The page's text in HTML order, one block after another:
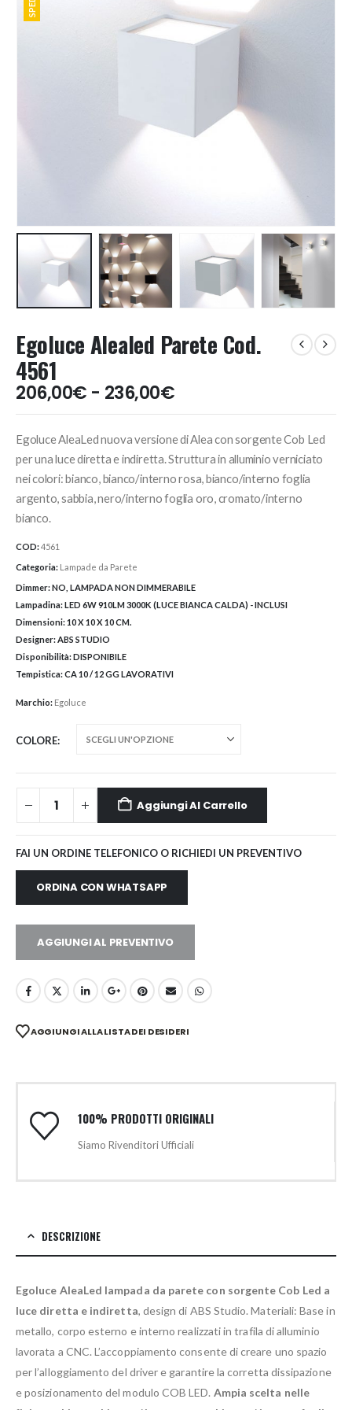
Egoluce Alealed Parete Cod.
4561
206,00€ - 236,00€Fascia
di
da
206,00€
a
236,00€
Egoluce AleaLed nuova versione di Alea con sorgente Cob Led
per una luce diretta e indiretta. Struttura in alluminio verniciato
nei colori: bianco, bianco/interno rosa, bianco/interno foglia
argento, sabbia, nero/interno foglia oro, cromato/interno
bianco.
COD:4561
Categoria: Lampade da Parete
Dimmer:NO, LAMPADA NON DIMMERABILE
Lampadina:LED 6W 910LM 3000K (LUCE BIANCA CALDA) - INCLUSI
Dimensioni:10 X 10 X 10 CM.
Designer: ABS STUDIO
Disponibilità:DISPONIBILE
Tempistica:CA 10 / 12 GG LAVORATIVI
Marchio: Egoluce
COLORE
Aggiungi Al Carrello
FAI UN ORDINE TELEFONICO O RICHIEDI UN PREVENTIVO
ORDINA CON WHATSAPP
AGGIUNGI AL PREVENTIVO
AGGIUNGI ALLA LISTA DEI DESIDERI
100% PRODOTTI ORIGINALI
Siamo Rivenditori Ufficiali
DESCRIZIONE
Egoluce AleaLed lampada da parete con sorgente Cob Led a
luce diretta e indiretta, design di ABS Studio. Materiali: Base in
metallo, corpo esterno e interno realizzati in trafila di alluminio
lavorata a CNC. L’accoppiamento consente di creare uno spazio
per l’alloggiamento del driver e garantire la corretta dissipazione
e posizionamento del modulo COB LED. Ampia scelta nelle